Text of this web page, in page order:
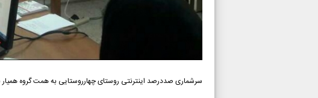
سرشماری صددرصد اینترنتی روستای چهارروستایی به همت گروه